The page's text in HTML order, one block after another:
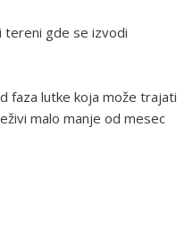
tereni gde se izvodi
faza lutke koja može trajati
malo manje od mesec